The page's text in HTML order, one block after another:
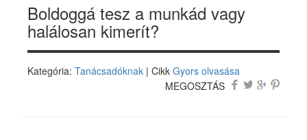
Boldoggá tesz a munkád vagy
halálosan kimerít?
Kategória: Tanácsadóknak | Cikk Gyors olvasása
MEGOSZTÁS